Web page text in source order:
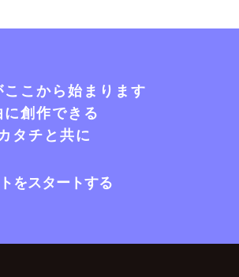
こから始まります
創作できる
タチと共に
をスタートする